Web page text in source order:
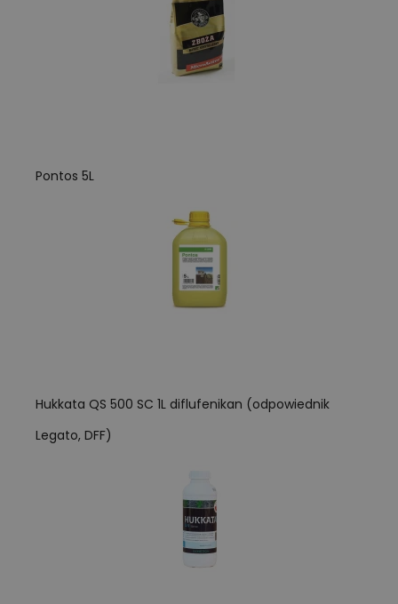
Pontos 5L
Hukkata QS 500 SC 1L diflufenikan (odpowiednik
Legato, DFF)